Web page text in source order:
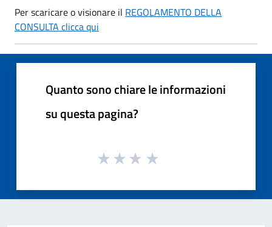
Per scaricare o visionare il REGOLAMENTO DELLA
CONSULTA clicca qui
Quanto sono chiare le informazioni
su questa pagina?